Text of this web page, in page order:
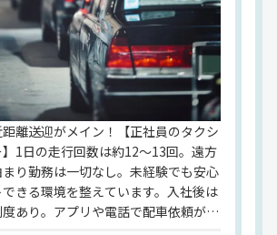
をプラスしてくれます。「運転が好
る仕事がしたい」「地元で腰を据え
そんな想いがある方、ぜひ一緒に地域
えるバスドライバーとして活躍しませ
鐵道株式会社】でのお仕事ですが、応
エージェントを通じてのご紹介になり
離送迎がメイン！【正社員のタクシ
1日の走行回数は約12～13回。遠方
り勤務は一切なし。未経験でも安心
きる環境を整えています。入社後は
あり。アプリや電話で配車依頼が入